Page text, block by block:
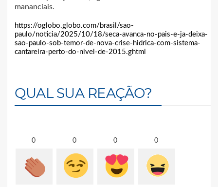
mananciais.
https://oglobo.globo.com/brasil/sao-
paulo/noticia/2025/10/18/seca-avanca-no-pais-e-ja-deixa-
sao-paulo-sob-temor-de-nova-crise-hidrica-com-sistema-
cantareira-perto-do-nivel-de-2015.ghtml
QUAL SUA REAÇÃO?
0 0 0 0